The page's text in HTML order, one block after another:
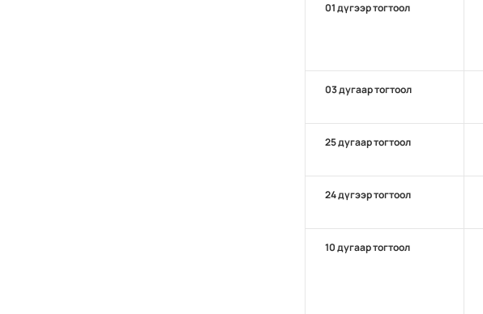
01 дүгээр тогтоол
03 дугаар тогтоол
25 дугаар тогтоол
24 дүгээр тогтоол
10 дугаар тогтоол